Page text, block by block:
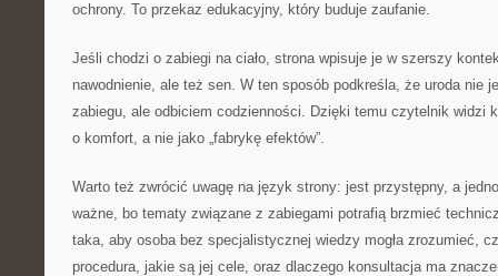
ochrony. To przekaz edukacyjny, który buduje zaufanie.
Jeśli chodzi o zabiegi na ciało, strona wpisuje je w szerszy
nawodnienie, ale też sen. W ten sposób podkreśla, że uroda nie
zabiegu, ale odbiciem codzienności. Dzięki temu czytelnik widzi
o komfort, a nie jako „fabrykę efektów”.
Warto też zwrócić uwagę na język strony: jest przystępny, a
ważne, bo tematy związane z zabiegami potrafią brzmieć
taka, aby osoba bez specjalistycznej wiedzy mogła zrozumieć,
procedura, jakie są jej cele, oraz dlaczego konsultacja ma